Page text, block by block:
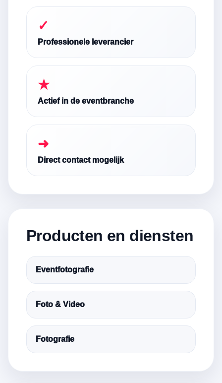
✓
Professionele leverancier
★
Actief in de eventbranche
➜
Direct contact mogelijk
Producten en diensten
Eventfotografie
Foto & Video
Fotografie